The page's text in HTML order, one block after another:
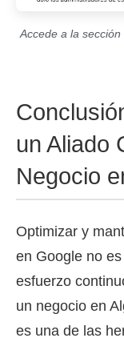
Accede a la
un Aliado
Negocio
Optimizar y
en Google no
esfuerzo
un negocio en
es una de las